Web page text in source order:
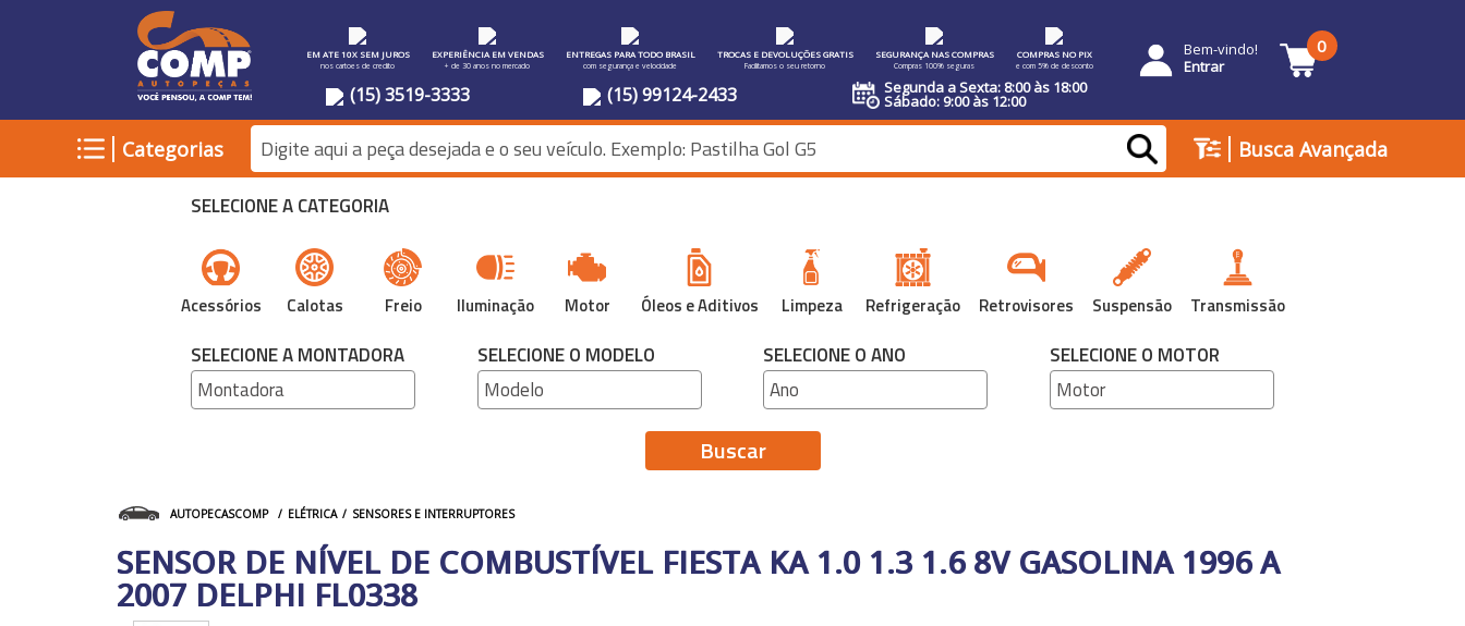
EM ATE 10X SEM JUROS
nos cartoes de credito
EXPERIÊNCIA EM VENDAS
+ de 30 anos no mercado
ENTREGAS PARA TODO BRASIL
com segurança e velocidade
TROCAS E DEVOLUÇÕES GRATIS
Facilitamos o seu retorno
SEGURANÇA NAS COMPRAS
Compras 100% seguras
COMPRAS NO PIX
e com 5% de desconto
(15) 3519-3333 (15) 99124-2433 Segunda a Sexta: 8:00 às 18:00
Sábado: 9:00 às 12:00
Bem-vindo!
Entrar
0
| Categorias | Busca Avançada
SELECIONE A CATEGORIA
Acessórios Calotas Freio Iluminação Motor Óleos e Aditivos Limpeza Refrigeração Retrovisores Suspensão Transmissão
SELECIONE A MONTADORA SELECIONE O MODELO SELECIONE O ANO SELECIONE O MOTOR
Buscar
AUTOPECASCOMP ELÉTRICA SENSORES E INTERRUPTORES
SENSOR DE NÍVEL DE COMBUSTÍVEL FIESTA KA 1.0 1.3 1.6 8V GASOLINA 1996 A
2007 DELPHI FL0338